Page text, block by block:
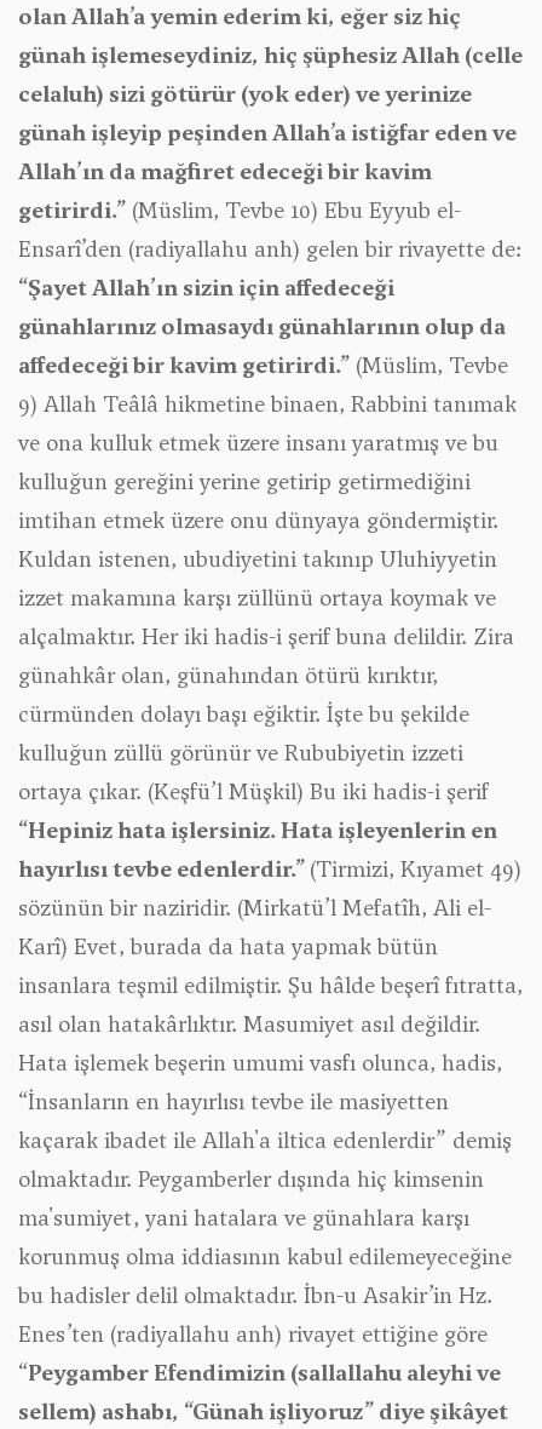
olan Allah’a yemin ederim ki, eğer siz hiç
günah işlemeseydiniz, hiç şüphesiz Allah (celle
celaluh) sizi götürür (yok eder) ve yerinize
günah işleyip peşinden Allah’a istiğfar eden ve
Allah’ın da mağfiret edeceği bir kavim
getirirdi.” (Müslim, Tevbe 10) Ebu Eyyub el-
Ensarî’den (radiyallahu anh) gelen bir rivayette de:
“Şayet Allah’ın sizin için affedeceği
günahlarınız olmasaydı günahlarının olup da
affedeceği bir kavim getirirdi.” (Müslim, Tevbe
9) Allah Teâlâ hikmetine binaen, Rabbini tanımak
ve ona kulluk etmek üzere insanı yaratmış ve bu
kulluğun gereğini yerine getirip getirmediğini
imtihan etmek üzere onu dünyaya göndermiştir.
Kuldan istenen, ubudiyetini takınıp Uluhiyyetin
izzet makamına karşı züllünü ortaya koymak ve
alçalmaktır. Her iki hadis-i şerif buna delildir. Zira
günahkâr olan, günahından ötürü kırıktır,
cürmünden dolayı başı eğiktir. İşte bu şekilde
kulluğun züllü görünür ve Rububiyetin izzeti
ortaya çıkar. (Keşfü’l Müşkil) Bu iki hadis-i şerif
“Hepiniz hata işlersiniz. Hata işleyenlerin en
hayırlısı tevbe edenlerdir.” (Tirmizi, Kıyamet 49)
sözünün bir naziridir. (Mirkatü’l Mefatîh, Ali el-
Karî) Evet, burada da hata yapmak bütün
insanlara teşmil edilmiştir. Şu hâlde beşerî fıtratta,
asıl olan hatakârlıktır. Masumiyet asıl değildir.
Hata işlemek beşerin umumi vasfı olunca, hadis,
“İnsanların en hayırlısı tevbe ile masiyetten
kaçarak ibadet ile Allah'a iltica edenlerdir” demiş
olmaktadır. Peygamberler dışında hiç kimsenin
ma'sumiyet, yani hatalara ve günahlara karşı
korunmuş olma iddiasının kabul edilemeyeceğine
bu hadisler delil olmaktadır. İbn-u Asakir’in Hz.
Enes’ten (radiyallahu anh) rivayet ettiğine göre
“Peygamber Efendimizin (sallallahu aleyhi ve
sellem) ashabı, “Günah işliyoruz” diye şikâyet